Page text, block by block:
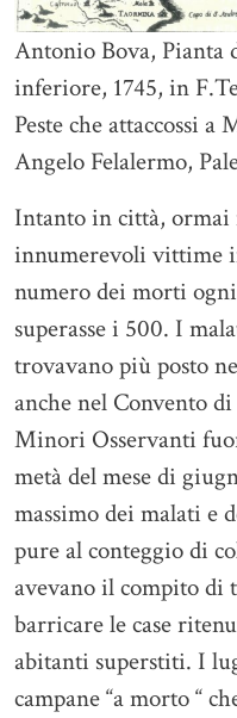
Antonio Bova, Pianta
inferiore, 1745, in
Peste che attaccossi a
Angelo Felalermo,
Intanto in città, ormai
innumerevoli vittime
numero dei morti
superasse i 500. I
trovavano più posto
anche nel Convento
Minori Osservanti
metà del mese di
massimo dei malati e
pure al conteggio di
avevano il compito di
barricare le case
abitanti superstiti. I
campane “a morto “